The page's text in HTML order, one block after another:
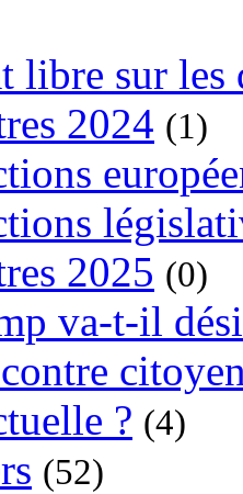
libre sur les
2024 (1)
2025 (0)
va-t-il
? (4)
(52)